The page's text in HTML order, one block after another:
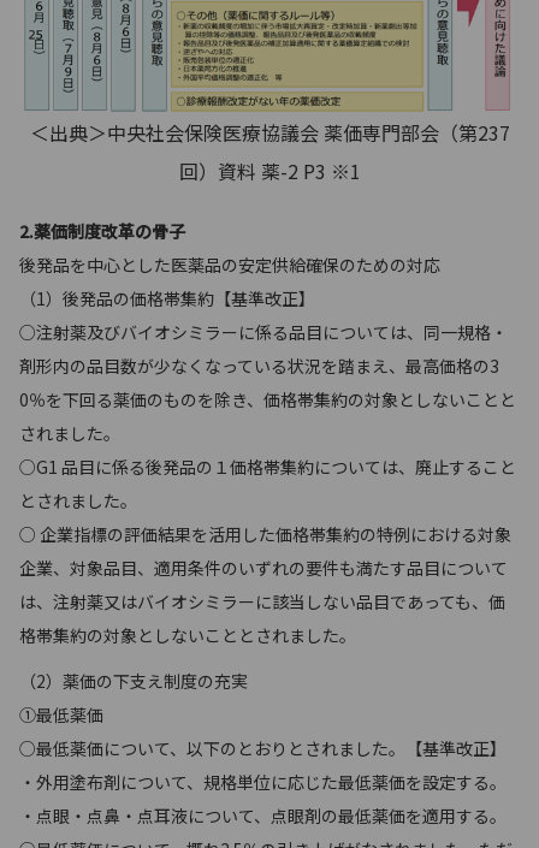
＜出典＞中央社会保険医療協議会 薬価専門部会（第237
回）資料 薬-2 P3 ※1
2.薬価制度改革の骨子
後発品を中心とした医薬品の安定供給確保のための対応
（1）後発品の価格帯集約【基準改正】
○注射薬及びバイオシミラーに係る品目については、同一規格・
剤形内の品目数が少なくなっている状況を踏まえ、最高価格の3
0％を下回る薬価のものを除き、価格帯集約の対象としないことと
されました。
○G1 品目に係る後発品の１価格帯集約については、廃止すること
とされました。
○ 企業指標の評価結果を活用した価格帯集約の特例における対象
企業、対象品目、適用条件のいずれの要件も満たす品目について
は、注射薬又はバイオシミラーに該当しない品目であっても、価
格帯集約の対象としないこととされました。
（2）薬価の下支え制度の充実
①最低薬価
○最低薬価について、以下のとおりとされました。【基準改正】
・外用塗布剤について、規格単位に応じた最低薬価を設定する。
・点眼・点鼻・点耳液について、点眼剤の最低薬価を適用する。